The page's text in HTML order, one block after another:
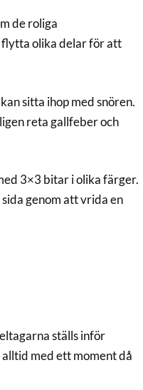
de roliga
flytta olika delar för att
sitta ihop med snören.
reta gallfeber och
3×3 bitar i olika färger.
genom att vrida en
ställs inför
med ett moment då